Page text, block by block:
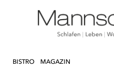
zum
BISTRO MAGAZIN